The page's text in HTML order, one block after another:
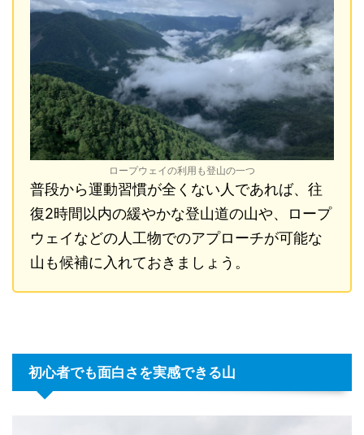
ロープウェイの利用も登山の一つ
普段から運動習慣が全くない人であれば、往
復2時間以内の緩やかな登山道の山や、ロープ
ウェイなどの人工物でのアプローチが可能な
山も候補に入れておきましょう。
初心者でも面白さを実感できる山